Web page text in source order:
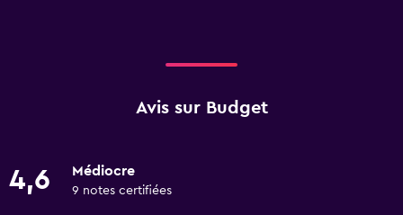
Avis sur Budget
4,6 Médiocre
9 notes certifiées